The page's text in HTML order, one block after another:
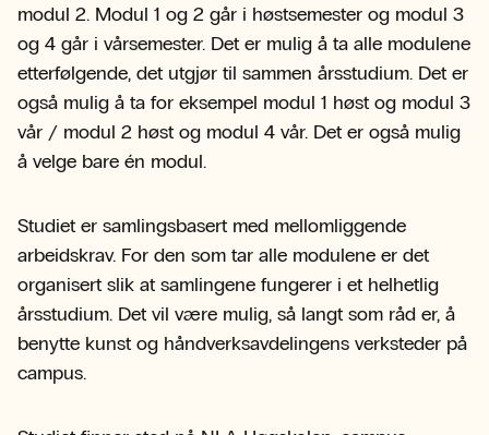
modul 2. Modul 1 og 2 går i høstsemester og modul 3
og 4 går i vårsemester. Det er mulig å ta alle modulene
etterfølgende, det utgjør til sammen årsstudium. Det er
også mulig å ta for eksempel modul 1 høst og modul 3
vår / modul 2 høst og modul 4 vår. Det er også mulig
å velge bare én modul.
Studiet er samlingsbasert med mellomliggende
arbeidskrav. For den som tar alle modulene er det
organisert slik at samlingene fungerer i et helhetlig
årsstudium. Det vil være mulig, så langt som råd er, å
benytte kunst og håndverksavdelingens verksteder på
campus.